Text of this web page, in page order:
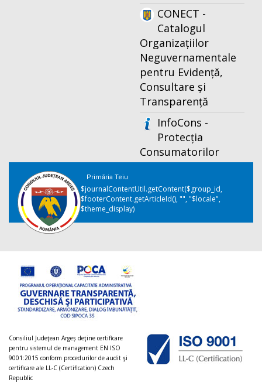
CONECT -
Catalogul
Organizațiilor
Neguvernamentale
pentru Evidență,
Consultare și
Transparență
InfoCons -
Protecția
Consumatorilor
Primăria Teiu
$journalContentUtil.getContent($group_id,
$footerContent.getArticleId(), "", "$locale",
$theme_display)
Consiliul Judeţean Argeș deţine certificare
pentru sistemul de management EN ISO
9001:2015 conform procedurilor de audit şi
certificare ale LL-C (Certification) Czech
Republic